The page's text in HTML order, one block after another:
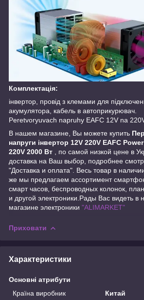
Комплектація:
інвертор, провід з клемами для
акумулятора, кабель в автоприкурювач.
Peretvoryuvach napruhy EAFC 12V na
В нашем магазине, Вы можете купить
напруги інвертор 12V 220V EAFC
220V 2000 Вт
, по самой низкой цене в
доставка на Ваш выбор, подробнее
"Доставка и оплата". Весь товар в
же мы предлагаем ассортимент
смарт часов, беспроводных колонок,
и другой электроники.Рады Вас видеть в
магазине электроники "ALIMARKET"
Приховати
Характеристики
Основні атрибути
Країна виробник
Китай